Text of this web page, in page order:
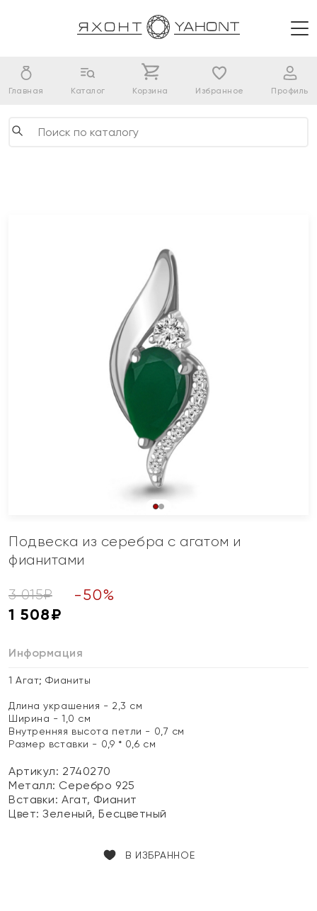
Главная Каталог Корзина Избранное Профиль
Подвеска из серебра с агатом и
фианитами
3 015₽ -50%
1 508₽
Информация
1 Агат; Фианиты
Длина украшения - 2,3 см
Ширина - 1,0 см
Внутренняя высота петли - 0,7 см
Размер вставки - 0,9 * 0,6 см
Артикул: 2740270
Металл: Серебро 925
Вставки:Агат, Фианит
Цвет:Зеленый, Бесцветный
В ИЗБРАННОЕ